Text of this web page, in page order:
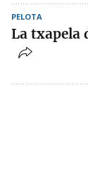
PELOTA
La txapela